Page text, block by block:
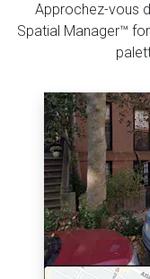
Approchez-vous
Spatial Manager™